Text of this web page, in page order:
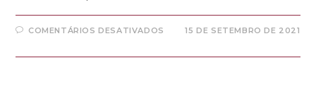
COMENTÁRIOS DESATIVADOS 15 DE SETEMBRO DE 2021